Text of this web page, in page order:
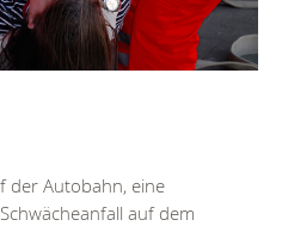
der Autobahn, eine
auf dem